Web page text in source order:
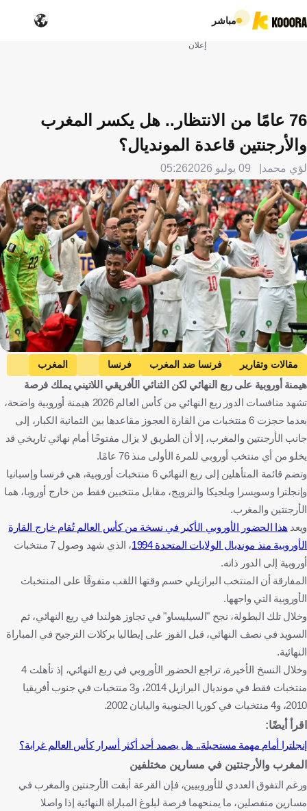
مباشر
إعلان
76 عامًا من الانتظار.. هل يكسر المغرب
والأرجنتين قاعدة المونديال؟
لؤي محمد 09 يوليو 2026 05:26
Getty Images
مقالات وتقارير فرنسا ضد المغرب فرنسا
المغرب
كأس العالم
الأرجنتين ضد سويسرا
الأرجنتين
سويسرا
فرنسا المغرب الولايات المتحدة
الأرجنتين
سويسرا
هيمنة أوروبية على ربع النهائي لكن الثنائي الأفريقي اللاتيني يملك فرصة
تشهد منافسات الدور ربع النهائي من كأس العالم 2026 هيمنة أوروبية واضحة،
بعدما حجزت 6 منتخبات من القارة العجوز مقاعدها بين الثمانية الكبار، إلى
جانب الأرجنتين والمغرب، إلا أن الطريق لا يزال مفتوحًا أمام نهائي تاريخي قد
يخلو من أي منتخب أوروبي للمرة الأولى منذ 76 عامًا.
وتضم قائمة المتأهلين إلى ربع النهائي 6 منتخبات أوروبية، هي فرنسا وإسبانيا
وإنجلترا وسويسرا وبلجيكا والنرويج، مقابل منتخبين فقط من خارج أوروبا، هما
الأرجنتين والمغرب.
ويعد هذا الحضور الأوروبي الأكبر في نسخة من كأس العالم تُقام خارج القارة
الأوروبية منذ مونديال الولايات المتحدة 1994
، الذي شهد وصول 7 منتخبات
أوروبية إلى الدور ذاته.
المفارقة أن المنتخب البرازيلي حسم وقتها اللقب متفوقًا على المنتخبات
الأوروبية التي واجهها.
وخلال تلك البطولة، نجح "السيليساو" في تجاوز هولندا في ربع النهائي، ثم
السويد في نصف النهائي، قبل الفوز على إيطاليا بركلات الترجيح في المباراة
النهائية.
وخلال النسخ الأخيرة، تراجع الحضور الأوروبي في ربع النهائي، إذ تأهلت 4
منتخبات فقط في مونديال البرازيل 2014، و3 منتخبات في جنوب أفريقيا
2010، و4 منتخبات في كوريا الجنوبية واليابان 2002.
اقرأ أيضًا:
إنجلترا أمام مهمة مستحيلة.. هل يصمد أحد أكثر أسرار كأس العالم غرابة؟
المغرب والأرجنتين في مسارين مختلفين
ورغم التفوق العددي للأوروبيين، فإن القرعة أبقت الأرجنتين والمغرب في
مسارين منفصلين، ما يمنحهما فرصة لبلوغ المباراة النهائية إذا واصلا